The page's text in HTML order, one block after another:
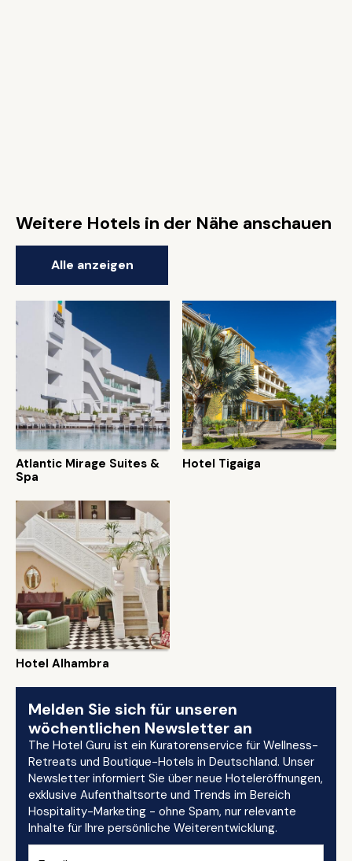
Weitere Hotels in der Nähe anschauen
Alle anzeigen
Atlantic Mirage Suites &
Spa
Hotel Tigaiga
Hotel Alhambra
Melden Sie sich für unseren
wöchentlichen Newsletter an
The Hotel Guru ist ein Kuratorenservice für Wellness-
Retreats und Boutique-Hotels in Deutschland. Unser
Newsletter informiert Sie über neue Hoteleröffnungen,
exklusive Aufenthaltsorte und Trends im Bereich
Hospitality-Marketing - ohne Spam, nur relevante
Inhalte für Ihre persönliche Weiterentwicklung.